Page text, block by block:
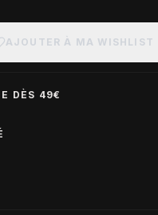
AJOUTER À MA WISHLIST
DÈS 49€